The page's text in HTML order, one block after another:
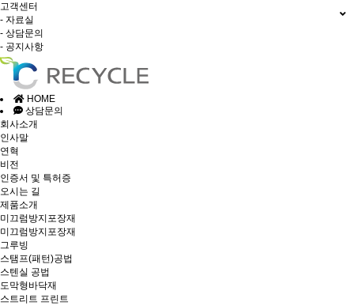
고객센터
- 자료실
- 상담문의
- 공지사항
HOME
상담문의
회사소개
인사말
연혁
비전
인증서 및 특허증
오시는 길
제품소개
미끄럼방지포장재
미끄럼방지포장재
그루빙
스탬프(패턴)공법
스텐실 공법
도막형바닥재
스트리트 프린트